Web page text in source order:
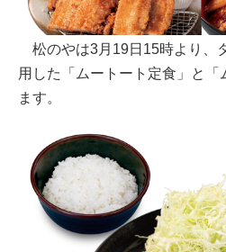
松のやは3月19日15時より、
用した「ムートート定食」と「
ます。